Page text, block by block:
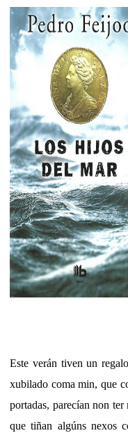
Este verán tiven un
xubilado coma min, que
portadas, parecían non
que tiñan algúns nexos